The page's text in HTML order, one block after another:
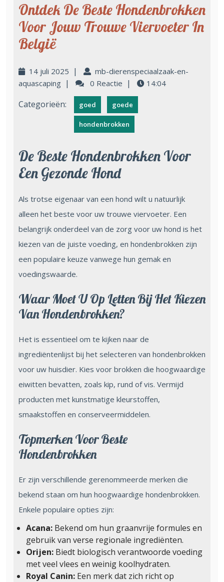
Ontdek De Beste Hondenbrokken
Voor Jouw Trouwe Viervoeter In
België
14 juli 2025 |
mb-dierenspeciaalzaak-en-
aquascaping | 0 Reactie | 14:04
Categorieën: goed goede
hondenbrokken
De Beste Hondenbrokken Voor
Een Gezonde Hond
Als trotse eigenaar van een hond wilt u natuurlijk
alleen het beste voor uw trouwe viervoeter. Een
belangrijk onderdeel van de zorg voor uw hond is het
kiezen van de juiste voeding, en hondenbrokken zijn
een populaire keuze vanwege hun gemak en
voedingswaarde.
Waar Moet U Op Letten Bij Het Kiezen
Van Hondenbrokken?
Het is essentieel om te kijken naar de
ingrediëntenlijst bij het selecteren van hondenbrokken
voor uw huisdier. Kies voor brokken die hoogwaardige
eiwitten bevatten, zoals kip, rund of vis. Vermijd
producten met kunstmatige kleurstoffen,
smaakstoffen en conserveermiddelen.
Topmerken Voor Beste
Hondenbrokken
Er zijn verschillende gerenommeerde merken die
bekend staan om hun hoogwaardige hondenbrokken.
Enkele populaire opties zijn:
Acana: Bekend om hun graanvrije formules en
gebruik van verse regionale ingrediënten.
Orijen: Biedt biologisch verantwoorde voeding
met veel vlees en weinig koolhydraten.
Royal Canin: Een merk dat zich richt op